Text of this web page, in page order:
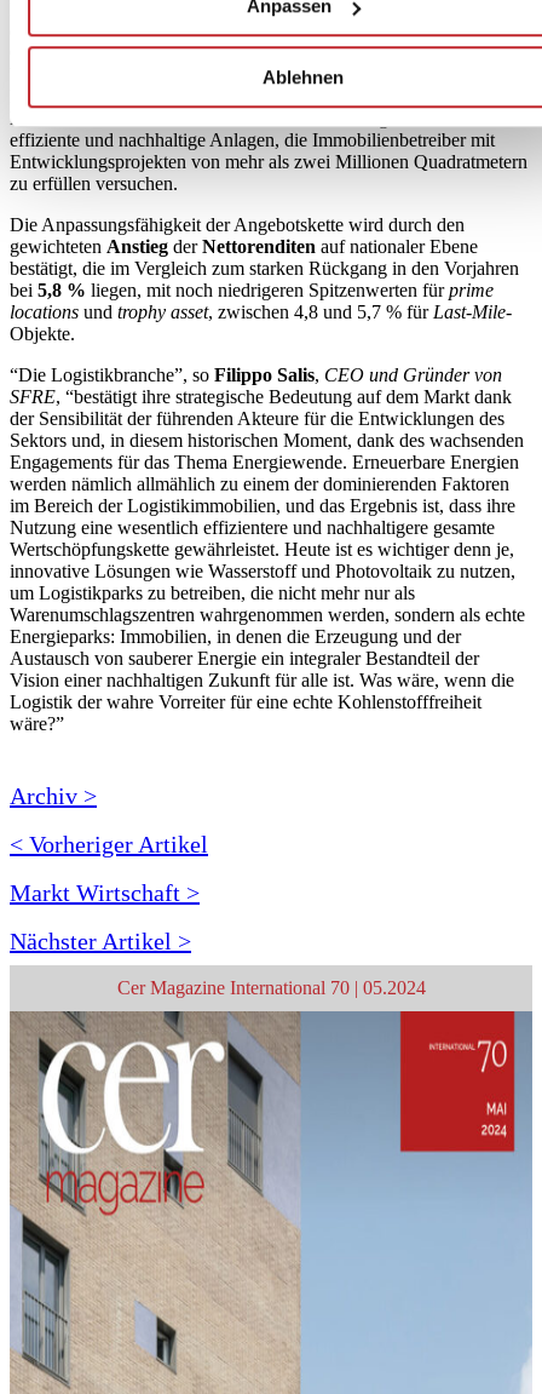
Anpassen
Ablehnen
Marktnachfrageim Bereich Logistik stetig, so
dass im vierten Quartal 2023 ein Flächenumsatz von rund 690.000
Quadratmetern verzeichnet wurde, der weitgehend mit dem des
Vorquartals übereinstimmt und das Gesamtvolumen des zweiten
lässt. Heute konzentriert sich die Flächennachfrage zunehmend auf
effiziente und nachhaltige Anlagen, die Immobilienbetreiber mit
Entwicklungsprojekten von mehr als zwei Millionen Quadratmetern
zu erfüllen versuchen.
Die Anpassungsfähigkeit der Angebotskette wird durch den
gewichteten Anstieg derNettorenditen auf nationaler Ebene
bestätigt, die im Vergleich zum starken Rückgang in den Vorjahren
bei 5,8 % liegen, mit noch niedrigeren Spitzenwerten fürprime
locations und trophy asset, zwischen 4,8 und 5,7 % für Last-Mile-
Objekte.
“Die Logistikbranche”, so Filippo Salis, CEO und Gründer von
SFRE, “bestätigt ihre strategische Bedeutung auf dem Markt dank
der Sensibilität der führenden Akteure für die Entwicklungen des
Sektors und, in diesem historischen Moment, dank des wachsenden
Engagements für das Thema Energiewende. Erneuerbare Energien
werden nämlich allmählich zu einem der dominierenden Faktoren
im Bereich der Logistikimmobilien, und das Ergebnis ist, dass ihre
Nutzung eine wesentlich effizientere und nachhaltigere gesamte
Wertschöpfungskette gewährleistet. Heute ist es wichtiger denn je,
innovative Lösungen wie Wasserstoff und Photovoltaik zu nutzen,
um Logistikparks zu betreiben, die nicht mehr nur als
Warenumschlagszentren wahrgenommen werden, sondern als echte
Energieparks: Immobilien, in denen die Erzeugung und der
Austausch von sauberer Energie ein integraler Bestandteil der
Vision einer nachhaltigen Zukunft für alle ist. Was wäre, wenn die
Logistik der wahre Vorreiter für eine echte Kohlenstofffreiheit
wäre?”
Archiv >
< Vorheriger Artikel
Markt Wirtschaft >
Nächster Artikel >
Cer Magazine International 70 | 05.2024